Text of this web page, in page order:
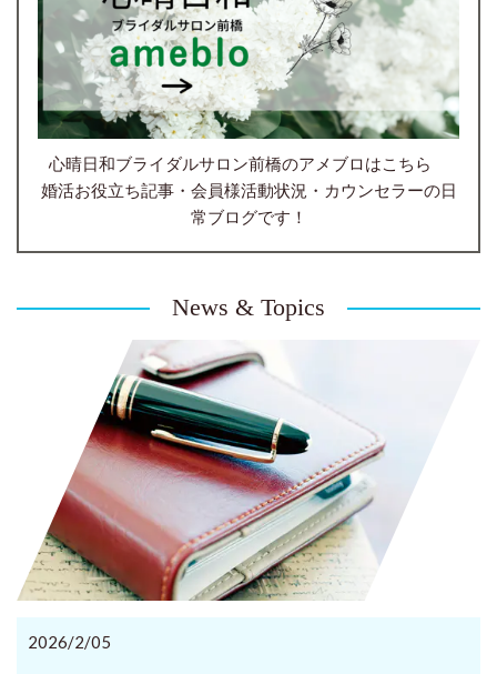
心晴日和ブライダルサロン前橋のアメブロはこちら
婚活お役立ち記事・会員様活動状況・カウンセラーの日
常ブログです！
News & Topics
2026/2/05